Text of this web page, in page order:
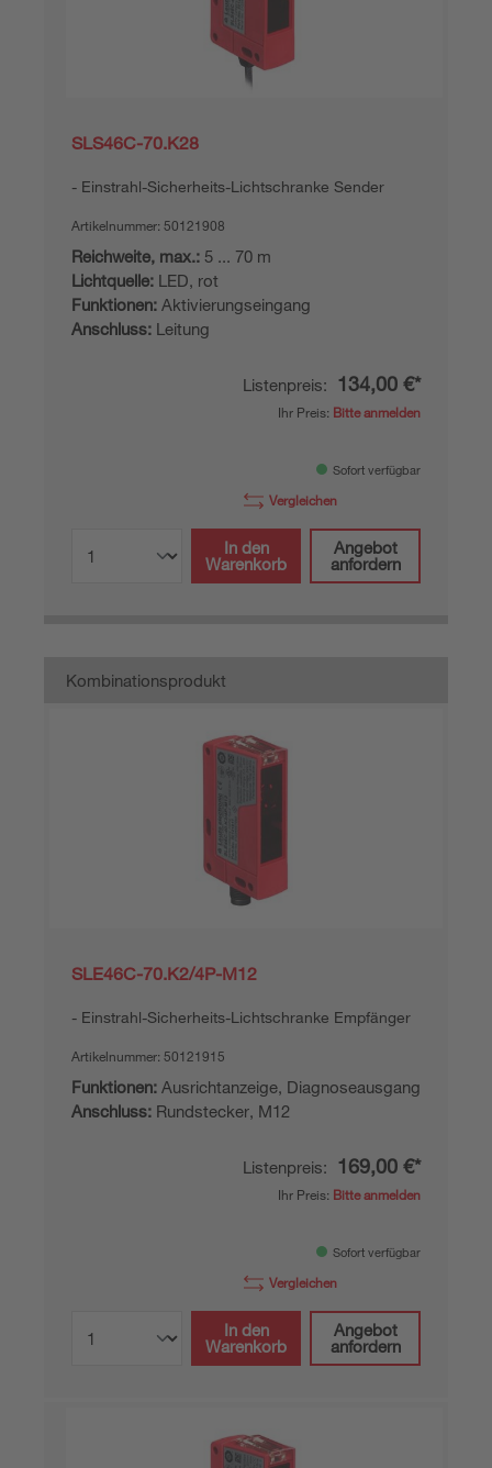
SLS46C-70.K28
Einstrahl-Sicherheits-Lichtschranke Sender
Artikelnummer: 50121908
Reichweite, max.: 5 ... 70 m
Lichtquelle: LED, rot
Funktionen: Aktivierungseingang
Anschluss: Leitung
Listenpreis: 134,00 €*
Ihr Preis: Bitte anmelden
Sofort verfügbar
Vergleichen
In den
Warenkorb
Angebot
anfordern
Kombinationsprodukt
SLE46C-70.K2/4P-M12
Einstrahl-Sicherheits-Lichtschranke Empfänger
Artikelnummer: 50121915
Funktionen: Ausrichtanzeige, Diagnoseausgang
Anschluss: Rundstecker, M12
Listenpreis: 169,00 €*
Ihr Preis: Bitte anmelden
Sofort verfügbar
Vergleichen
In den
Warenkorb
Angebot
anfordern